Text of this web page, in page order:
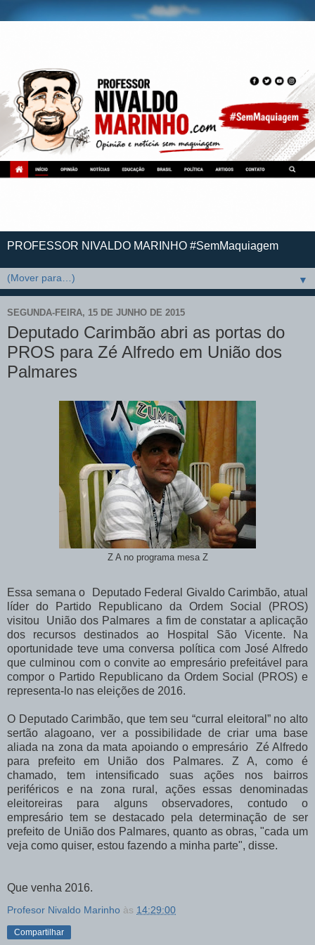
PROFESSOR NIVALDO MARINHO #SemMaquiagem
▼
SEGUNDA-FEIRA, 15 DE JUNHO DE 2015
Deputado Carimbão abri as portas do
PROS para Zé Alfredo em União dos
Palmares
Z A no programa mesa Z
Essa semana o Deputado Federal Givaldo Carimbão, atual
líder do Partido Republicano da Ordem Social (PROS)
visitou União dos Palmares a fim de constatar a aplicação
dos recursos destinados ao Hospital São Vicente. Na
oportunidade teve uma conversa política com José Alfredo
que culminou com o convite ao empresário prefeitável para
compor o Partido Republicano da Ordem Social (PROS) e
representa-lo nas eleições de 2016.
O Deputado Carimbão, que tem seu “curral eleitoral” no alto
sertão alagoano, ver a possibilidade de criar uma base
aliada na zona da mata apoiando o empresário Zé Alfredo
para prefeito em União dos Palmares. Z A, como é
chamado, tem intensificado suas ações nos bairros
periféricos e na zona rural, ações essas denominadas
eleitoreiras para alguns observadores, contudo o
empresário tem se destacado pela determinação de ser
prefeito de União dos Palmares, quanto as obras, "cada um
veja como quiser, estou fazendo a minha parte", disse.
Que venha 2016.
Profesor Nivaldo Marinho às 14:29:00
Compartilhar